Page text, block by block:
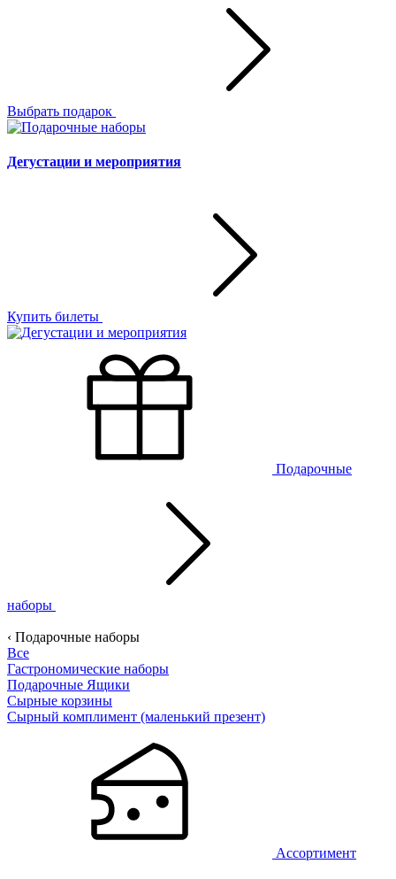
Выбрать подарок
Дегустации и мероприятия
Купить билеты
Подарочные
наборы
‹ Подарочные наборы
Все
Гастрономические наборы
Подарочные Ящики
Сырные корзины
Сырный комплимент (маленький презент)
Ассортимент